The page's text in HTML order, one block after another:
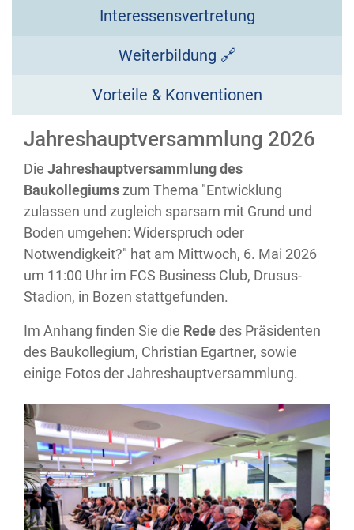
Interessensvertretung
Weiterbildung 🔗
Vorteile & Konventionen
Jahreshauptversammlung 2026
Die Jahreshauptversammlung des
Baukollegiums zum Thema "Entwicklung
zulassen und zugleich sparsam mit Grund und
Boden umgehen: Widerspruch oder
Notwendigkeit?" hat am Mittwoch, 6. Mai 2026
um 11:00 Uhr im FCS Business Club, Drusus-
Stadion, in Bozen stattgefunden.
Im Anhang finden Sie die Rede des Präsidenten
des Baukollegium, Christian Egartner, sowie
einige Fotos der Jahreshauptversammlung.